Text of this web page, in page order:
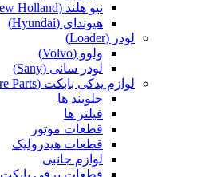
نیو هلند (New Holland)
هیوندای (Hyundai)
لودر (Loader)
ولوو (Volvo)
لودر سانی (Sany)
لوازم یدکی بابکت (Bobcat Spare Parts)
جلوبند ها
فیلتر ها
قطعات موتور
قطعات هیدرولیک
لوازم جانبی
قطعات برقی بابکت